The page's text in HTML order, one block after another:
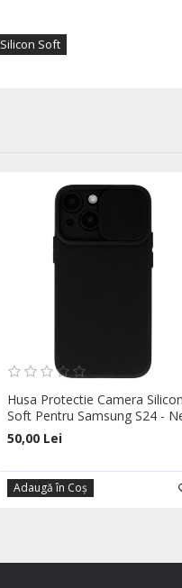
Silicon Soft
Husa Protectie Camera Silicon
Soft Pentru Samsung S24 -
50,00 Lei
Adaugă în Coş